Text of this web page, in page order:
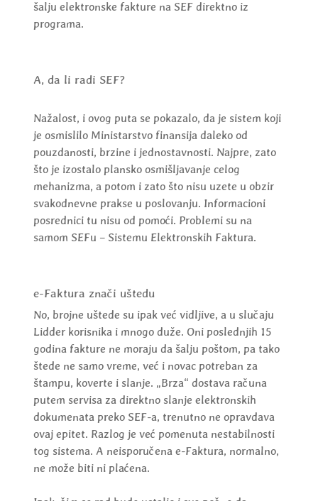
šalju elektronske fakture na SEF direktno iz
programa.
A, da li radi SEF?
Nažalost, i ovog puta se pokazalo, da je sistem koji
je osmislilo Ministarstvo finansija daleko od
pouzdanosti, brzine i jednostavnosti. Najpre, zato
što je izostalo plansko osmišljavanje celog
mehanizma, a potom i zato što nisu uzete u obzir
svakodnevne prakse u poslovanju. Informacioni
posrednici tu nisu od pomoći. Problemi su na
samom SEFu – Sistemu Elektronskih Faktura.
e-Faktura znači uštedu
No, brojne uštede su ipak već vidljive, a u slučaju
Lidder korisnika i mnogo duže. Oni poslednjih 15
godina fakture ne moraju da šalju poštom, pa tako
štede ne samo vreme, već i novac potreban za
štampu, koverte i slanje. „Brza“ dostava računa
putem servisa za direktno slanje elektronskih
dokumenata preko SEF-a, trenutno ne opravdava
ovaj epitet. Razlog je već pomenuta nestabilnosti
tog sistema. A neisporučena e-Faktura, normalno,
ne može biti ni plaćena.